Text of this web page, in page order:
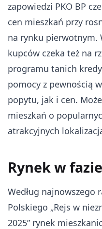
zapowiedzi PKO BP
cen mieszkań przy
na rynku pierwotnym.
kupców czeka też na
programu tanich
pomocy z pewnością
popytu, jak i cen.
mieszkań o
atrakcyjnych
Rynek w
Według najnowszego
Polskiego „Rejs w
2025” rynek